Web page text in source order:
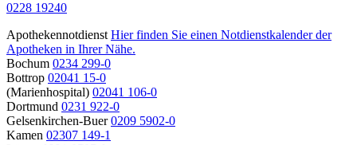
0228 19240
Apothekennotdienst Hier finden Sie einen Notdienstkalender der
Apotheken in Ihrer Nähe.
Bochum 0234 299-0
Bottrop 02041 15-0
(Marienhospital) 02041 106-0
Dortmund 0231 922-0
Gelsenkirchen-Buer 0209 5902-0
Kamen 02307 149-1